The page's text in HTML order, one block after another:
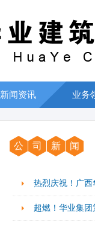
新闻资讯 业务
公 司 新 闻
热烈庆祝！广
超燃！华业集